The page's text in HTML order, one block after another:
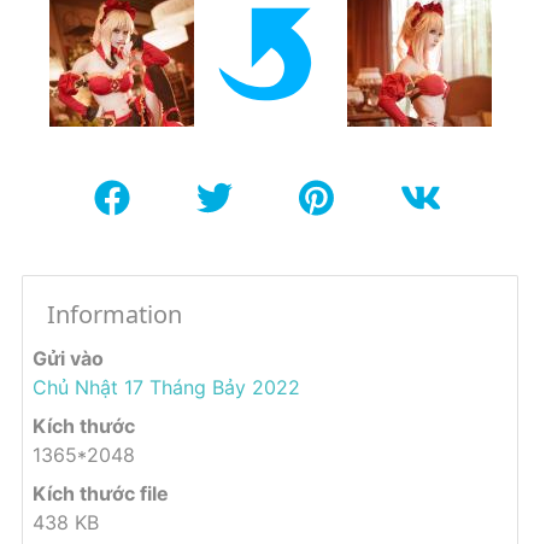
Information
Gửi vào
Chủ Nhật 17 Tháng Bảy 2022
Kích thước
1365*2048
Kích thước file
438 KB